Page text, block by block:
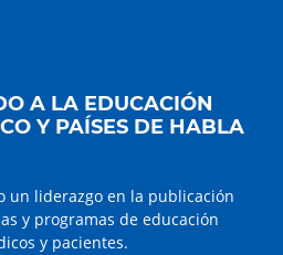
A LA EDUCACIÓN
Y PAÍSES DE HABLA
un liderazgo en la publicación
y programas de educación
y pacientes.